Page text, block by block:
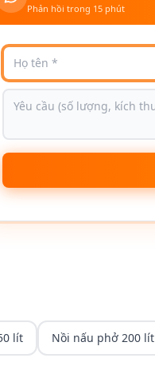
Phản hồi trong 15 phút
lít Nồi nấu phở 200 lít